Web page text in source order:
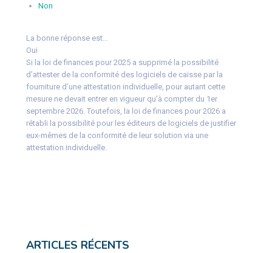
Non
La bonne réponse est…
Oui
Si la loi de finances pour 2025 a supprimé la possibilité
d’attester de la conformité des logiciels de caisse par la
fourniture d’une attestation individuelle, pour autant cette
mesure ne devait entrer en vigueur qu’à compter du 1er
septembre 2026. Toutefois, la loi de finances pour 2026 a
rétabli la possibilité pour les éditeurs de logiciels de justifier
eux-mêmes de la conformité de leur solution via une
attestation individuelle.
ARTICLES RÉCENTS